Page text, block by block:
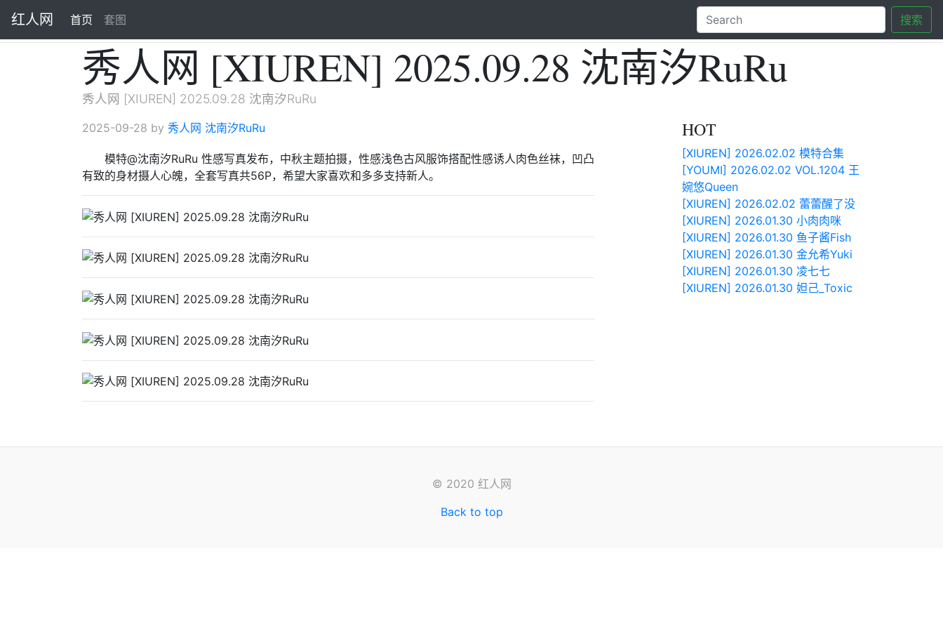
红人网 首页 (current)
套图 搜索
秀人网 [XIUREN] 2025.09.28 沈南汐RuRu
秀人网 [XIUREN] 2025.09.28 沈南汐RuRu
2025-09-28 by 秀人网 沈南汐RuRu
模特@沈南汐RuRu 性感写真发布，中秋主题拍摄，性感浅色古风服饰搭配性感诱人肉色丝袜，凹凸
有致的身材摄人心魄，全套写真共56P，希望大家喜欢和多多支持新人。
HOT
[XIUREN] 2026.02.02 模特合集
[YOUMI] 2026.02.02 VOL.1204 王
婉悠Queen
[XIUREN] 2026.02.02 蕾蕾醒了没
[XIUREN] 2026.01.30 小肉肉咪
[XIUREN] 2026.01.30 鱼子酱Fish
[XIUREN] 2026.01.30 金允希Yuki
[XIUREN] 2026.01.30 凌七七
[XIUREN] 2026.01.30 妲己_Toxic
© 2020 红人网
Back to top